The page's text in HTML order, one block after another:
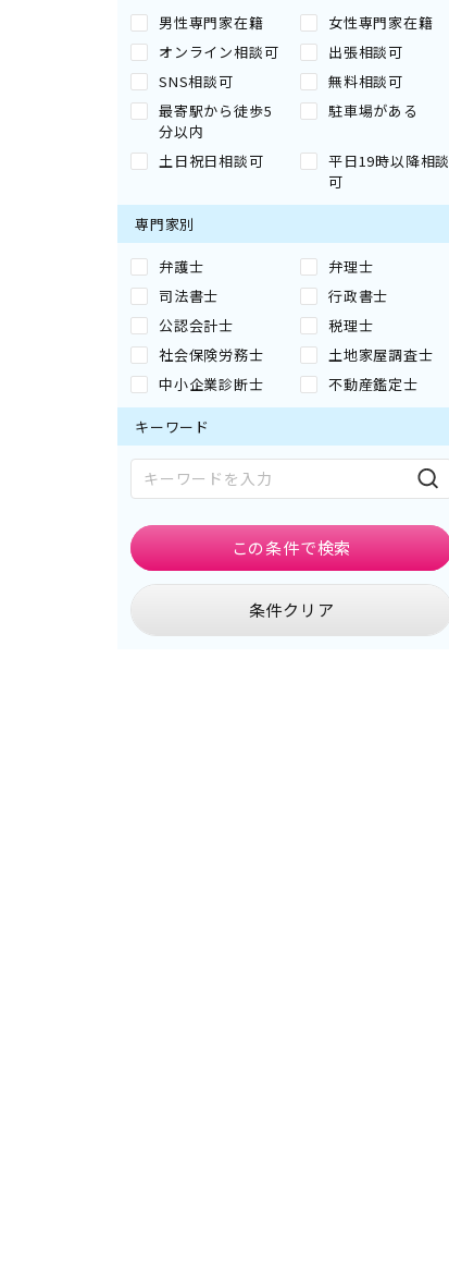
男性専門家在籍
女性専門家在籍
オンライン相談可
出張相談可
SNS相談可
無料相談可
最寄駅から徒歩5
分以内
駐車場がある
土日祝日相談可
平日19時以降相談
可
専門家別
弁護士
弁理士
司法書士
行政書士
公認会計士
税理士
社会保険労務士
土地家屋調査士
中小企業診断士
不動産鑑定士
キーワード
条件クリア
この条件で検索